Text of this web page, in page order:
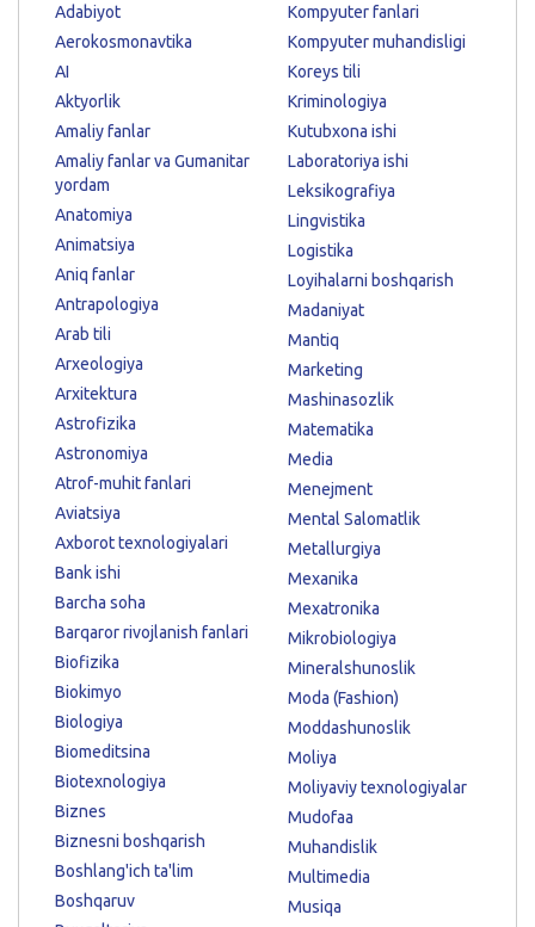
Adabiyot
Aerokosmonavtika
AI
Aktyorlik
Amaliy fanlar
Amaliy fanlar va Gumanitar
yordam
Anatomiya
Animatsiya
Aniq fanlar
Antrapologiya
Arab tili
Arxeologiya
Arxitektura
Astrofizika
Astronomiya
Atrof-muhit fanlari
Aviatsiya
Axborot texnologiyalari
Bank ishi
Barcha soha
Barqaror rivojlanish fanlari
Biofizika
Biokimyo
Biologiya
Biomeditsina
Biotexnologiya
Biznes
Biznesni boshqarish
Boshlang'ich ta'lim
Boshqaruv
Kompyuter fanlari
Kompyuter muhandisligi
Koreys tili
Kriminologiya
Kutubxona ishi
Laboratoriya ishi
Leksikografiya
Lingvistika
Logistika
Loyihalarni boshqarish
Madaniyat
Mantiq
Marketing
Mashinasozlik
Matematika
Media
Menejment
Mental Salomatlik
Metallurgiya
Mexanika
Mexatronika
Mikrobiologiya
Mineralshunoslik
Moda (Fashion)
Moddashunoslik
Moliya
Moliyaviy texnologiyalar
Mudofaa
Muhandislik
Multimedia
Musiqa